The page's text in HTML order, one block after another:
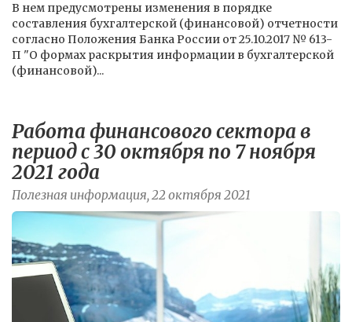
В нем предусмотрены изменения в порядке
составления бухгалтерской (финансовой) отчетности
согласно Положения Банка России от 25.10.2017 № 613-
П "О формах раскрытия информации в бухгалтерской
(финансовой)...
Работа финансового сектора в
период с 30 октября по 7 ноября
2021 года
Полезная информация, 22 октября 2021